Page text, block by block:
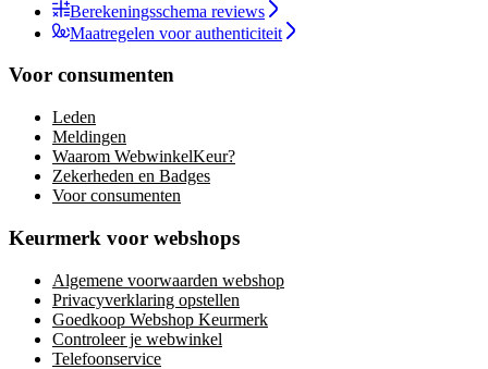
Berekeningsschema reviews
Maatregelen voor authenticiteit
Voor consumenten
Leden
Meldingen
Waarom WebwinkelKeur?
Zekerheden en Badges
Voor consumenten
Keurmerk voor webshops
Algemene voorwaarden webshop
Privacyverklaring opstellen
Goedkoop Webshop Keurmerk
Controleer je webwinkel
Telefoonservice